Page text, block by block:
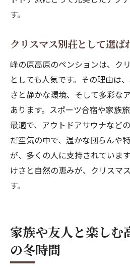
す。
クリスマス別荘として選ば
峰の原高原のペンションは、ク
としても人気です。その理由は
さと静かな環境、そして多彩な
あります。スポーツ合宿や家族
最適で、アウトドアサウナなど
だ空気の中で、温かな団らんや
が、多くの人に支持されていま
けさと自然の恵みが、クリスマ
す。
家族や友人と楽しむ
の冬時間